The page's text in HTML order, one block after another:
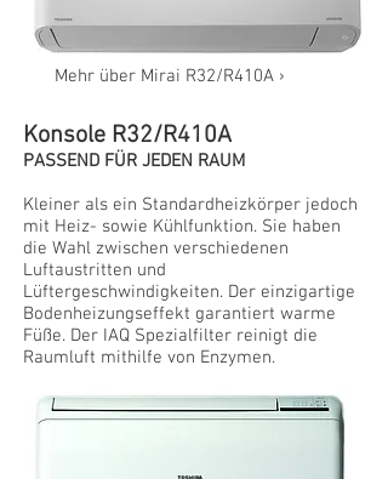
Mehr über Mirai R32/R410A ›
Konsole R32/R410A
PASSEND FÜR JEDEN RAUM
Kleiner als ein Standardheizkörper jedoch
mit Heiz- sowie Kühlfunktion. Sie haben
die Wahl zwischen verschiedenen
Luftaustritten und
Lüftergeschwindigkeiten. Der einzigartige
Bodenheizungseffekt garantiert warme
Füße. Der IAQ Spezialfilter reinigt die
Raumluft mithilfe von Enzymen.